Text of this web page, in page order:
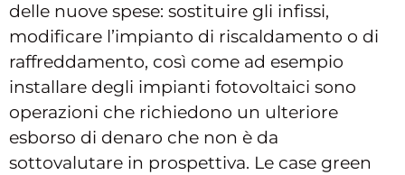
delle nuove spese: sostituire gli infissi,
modificare l’impianto di riscaldamento o di
raffreddamento, così come ad esempio
installare degli impianti fotovoltaici sono
operazioni che richiedono un ulteriore
esborso di denaro che non è da
sottovalutare in prospettiva. Le case green